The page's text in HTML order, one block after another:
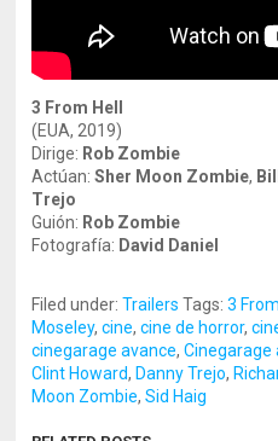
3 From Hell
(EUA, 2019)
Dirige: Rob Zombie
Actúan:Sher Moon Zombie,
Trejo
Guión: Rob Zombie
Fotografía: David Daniel
Filed under:Trailers Tags:3
Moseley,cine,cine de horror,
cinegarage avance,Cinegarage
Clint Howard, Danny Trejo,
Moon Zombie,Sid Haig